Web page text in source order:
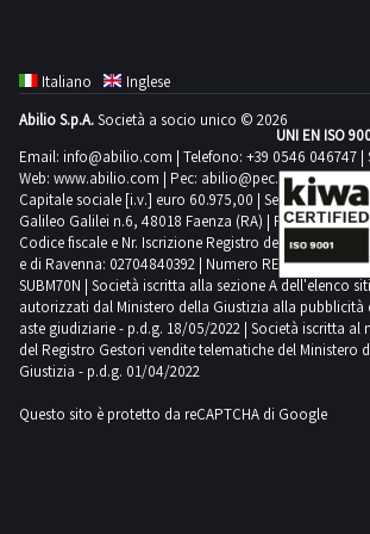
PDF
della
tecnica
dalla
sezione
documentazione
lotto
concordato:
giorno
ritiro
dal
giorno
concordato:
1
giorno
sul
RITIRO:-
tempistica
massima
prevista
per
lo
svolgimento
delle
attività
non
corrispondere.
Si
consiglia
un’ispezione
sul
posto.NOTE
PER
RITIRO:-
tempistica
prevista
Si
consiglia
sul
posto.NOTE
PER
RITIRO:-
tempistica
massima
prevista
per
lo
e
non
a
misura.
Alcune
quantità
potrebbero
non
corrispondere.
Si
un’ispezione
Italiano
Inglese
Abilio S.p.A.Società a socio unico © 2026
Email: info@abilio.com | Telefono: +39 0546 046747 |
Web: www.abilio.com | Pec: abilio@pec.illimity.com
Capitale sociale [i.v.] euro 60.975,00 | Sede legale in Via
Galileo Galilei n.6, 48018 Faenza (RA) | P.IVA:
Codice fiscale e Nr. Iscrizione Registro delle Imprese di
e di Ravenna: 02704840392 | Numero REA RA 224830 |
SUBM70N | Società iscritta alla sezione A dell'elenco
autorizzati dal Ministero della Giustizia alla pubblicità
aste giudiziarie - p.d.g. 18/05/2022 | Società iscritta al
del Registro Gestori vendite telematiche del Ministero
Giustizia - p.d.g. 01/04/2022
Questo sito è protetto da reCAPTCHA di Google
UNI EN ISO